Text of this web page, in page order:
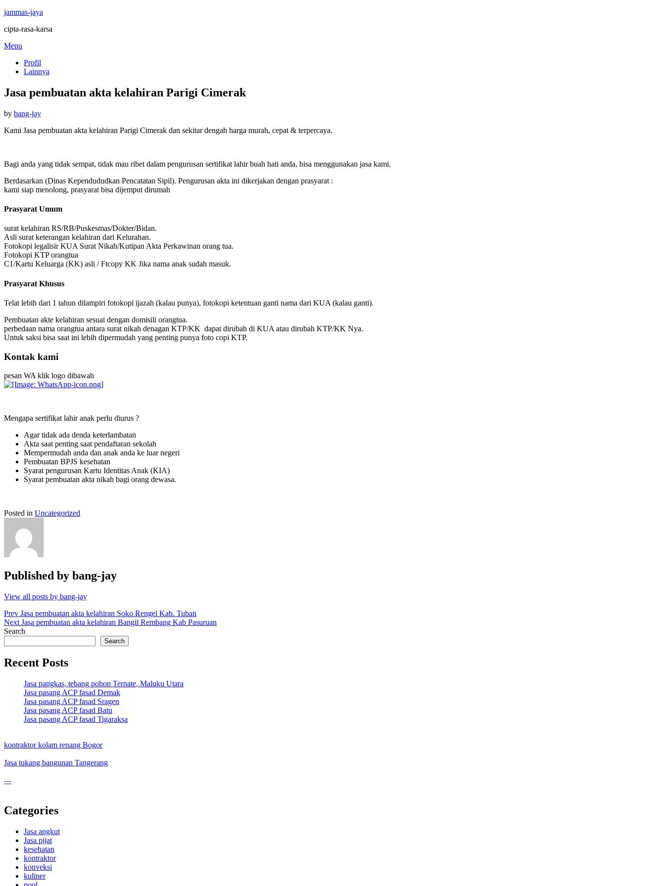
jammas-jaya
cipta-rasa-karsa
Skip
content
Menu
Profil
Lainnya
Jasa pembuatan akta kelahiran Parigi Cimerak
by bang-jayPosted
Kami Jasa pembuatan akta kelahiran Parigi Cimerak dan sekitar dengah harga murah, cepat & terpercaya.
Bagi anda yang tidak sempat, tidak mau ribet dalam pengurusan sertifikat lahir buah hati anda, bisa menggunakan jasa kami.
Berdasarkan (Dinas Kependududkan Pencatatan Sipil). Pengurusan akta ini dikerjakan dengan prasyarat :
kami siap menolong, prasyarat bisa dijemput dirumah
Prasyarat Umum
surat kelahiran RS/RB/Puskesmas/Dokter/Bidan.
Asli surat keterangan kelahiran dari Kelurahan.
Fotokopi legalisir KUA Surat Nikah/Kutipan Akta Perkawinan orang tua.
Fotokopi KTP orangtua
C1/Kartu Keluarga (KK) asli / Ftcopy KK Jika nama anak sudah masuk.
Prasyarat Khusus
Telat lebih dari 1 tahun dilampiri fotokopi ijazah (kalau punya), fotokopi ketentuan ganti nama dari KUA (kalau ganti).
Pembuatan akte kelahiran sesuai dengan domisili orangtua.
perbedaan nama orangtua antara surat nikah denagan KTP/KK dapat dirubah di KUA atau dirubah KTP/KK Nya.
Untuk saksi bisa saat ini lebih dipermudah yang penting punya foto copi KTP.
Kontak kami
pesan WA klik logo dibawah
Mengapa sertifikat lahir anak perlu diurus ?
Agar tidak ada denda keterlambatan
Akta saat penting saat pendaftaran sekolah
Mempermudah anda dan anak anda ke luar negeri
Pembuatan BPJS kesehatan
Syarat pengurusan Kartu Identitas Anak (KIA)
Syarat pembuatan akta nikah bagi orang dewasa.
Posted in Uncategorized
Published by bang-jay
View all posts by bang-jay
Post
navigation
Prev Jasa pembuatan akta kelahiran Soko Rengel Kab. Tuban
Next Jasa pembuatan akta kelahiran Bangil Rembang Kab Pasuruan
Search
Search
Recent Posts
Jasa pangkas, tebang pohon Ternate, Maluku Utara
Jasa pasang ACP fasad Demak
Jasa pasang ACP fasad Sragen
Jasa pasang ACP fasad Batu
Jasa pasang ACP fasad Tigaraksa
kontraktor kolam renang Bogor
Jasa tukang bangunan Tangerang
---
Categories
Jasa angkut
Jasa pijat
kesehatan
kontraktor
konveksi
kuliner